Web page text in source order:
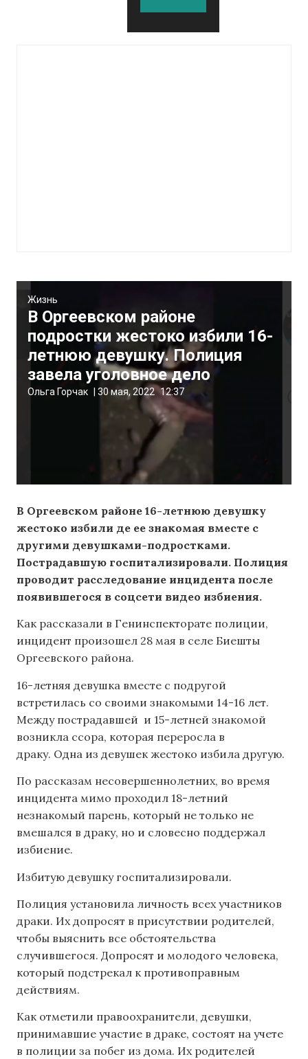
Жизнь
В Оргеевском районе
подростки жестоко избили 16-
летнюю девушку. Полиция
завела уголовное дело
Ольга Горчак 30 мая, 2022 12:37
В Оргеевском районе 16-летнюю девушку
жестоко избили де ее знакомая вместе с
другими девушками-подростками.
Пострадавшую госпитализировали. Полиция
проводит расследование инцидента после
появившегося в соцсети видео избиения.
Как рассказали в Генинспекторате полиции,
инцидент произошел 28 мая в селе Биешты
Оргеевского района.
16-летняя девушка вместе с подругой
встретилась со своими знакомыми 14-16 лет.
Между пострадавшей и 15-летней знакомой
возникла ссора, которая переросла в
драку. Одна из девушек жестоко избила другую.
По рассказам несовершеннолетних, во время
инцидента мимо проходил 18-летний
незнакомый парень, который не только не
вмешался в драку, но и словесно поддержал
избиение.
Избитую девушку госпитализировали.
Полиция установила личность всех участников
драки. Их допросят в присутствии родителей,
чтобы выяснить все обстоятельства
случившегося. Допросят и молодого человека,
который подстрекал к противоправным
действиям.
Как отметили правоохранители, девушки,
принимавшие участие в драке, состоят на учете
в полиции за побег из дома. Их родителей